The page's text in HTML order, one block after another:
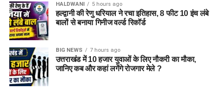
इस्तेमाल वो लोगों का भरोसा जीतने और खुद को प्रभावशाली अधिकारी
साबित करने के लिए करता था।
पुलिस मामले की जांच में जुटी
फिलहाल पुलिस ने मामला दर्ज कर जांच आगे बढ़ा दी है। अधिकारियों का
कहना है कि जांच के दौरान यदि अन्य पीड़ित सामने आते हैं तो उनके बयान
भी दर्ज किए जाएंगे और मामले के सभी पहलुओं की गहन पड़ताल की जाएगी।
HALDWANI 5 hours ago
हल्द्वानी की रेणु धरियाल ने रचा इतिहास, 8 फीट 10 इंच लंबे
बालों से बनाया गिनीज वर्ल्ड रिकॉर्ड
BIG NEWS 7 hours ago
उत्तराखंड में 10 हजार युवाओं के लिए नौकरी का मौका,
जानिए कब और कहां लगेंगे रोजगार मेले ?